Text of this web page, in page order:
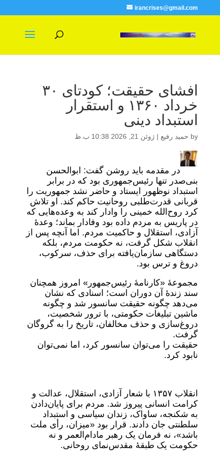
irancrises@gmail.com
افشای حقیقت؛ کودتای ۳۰
خرداد ۱۳۶۰ و استقرار
استبداد دینی
by حمید رفیع | ژوئن 21, 2026 10:38 ب.ظ
در مقدمه باید روشن گفت: ابوالحسن
بنی‌صدر تنها رئیس‌جمهوری بود که در برابر
استبداد نوظهور ایستاد و حاضر نشد جمهوریت را
قربانی قدرت‌طلبی روحانیت حاکم کند. او تلاش
کرد روح‌الله خمینی را وادار کند به وعده‌هایی که
در پاریس به مردم داده بود وفادار بماند؛ وعدهٔ
آزادی، استقلال و حاکمیت مردم. اما آنچه پس از
انقلاب شکل گرفت، نه حکومت مردم، بلکه
دستگاهی سازمان‌یافته برای حذف، سرکوب،
دروغ و ترس بود.
مجموعهٔ «کارنامهٔ رئیس‌جمهور» امروز همچنان
سند زندهٔ آن دوران است؛ اسنادی که نشان
می‌دهد چگونه حقیقت سانسور شد و چگونه
ماشین تبلیغات حکومتی، با ترور شخصیت،
دروغ‌سازی و حذف مخالفان، تاریخ را به گروگان
گرفت.
حقیقت را می‌توان سانسور کرد، اما نمی‌توان
نابود کرد.
انقلاب ۱۳۵۷ با شعار آزادی، استقلال، عدالت و
کرامت انسانی پیروز شد. مردم برای پایان‌دادن
به شکنجه، ساواک، زندان سیاسی و استبداد
سلطنتی جان دادند. قرار بود «میزان، رأی ملت
باشد»، نه فرمان یک رهبر مادام‌العمر و نه
حکومت یک طبقهٔ مقدس‌نمای روحانی.